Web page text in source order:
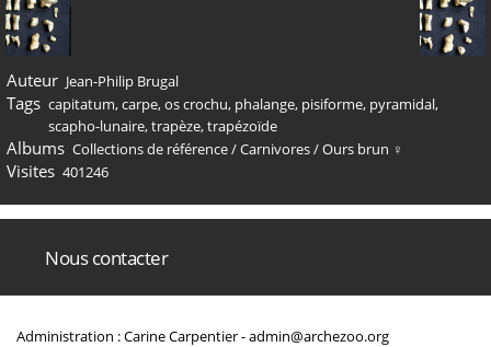
Auteur Jean-Philip Brugal
Tags capitatum,carpe,os crochu, phalange, pisiforme, pyramidal,
scapho-lunaire,trapèze,trapézoïde
Albums Collections de référence/Carnivores/Ours brun ♀
Visites 401246
Nous contacter
Administration : Carine Carpentier -admin@archezoo.org